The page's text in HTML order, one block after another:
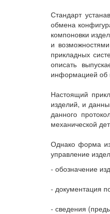
Стандарт
обмена
компоновки
и
прикладных
описать
информацией об
Настоящий
изделий, и
данного
механической
Однако форма
управление
- обозначение
- документация
- сведения